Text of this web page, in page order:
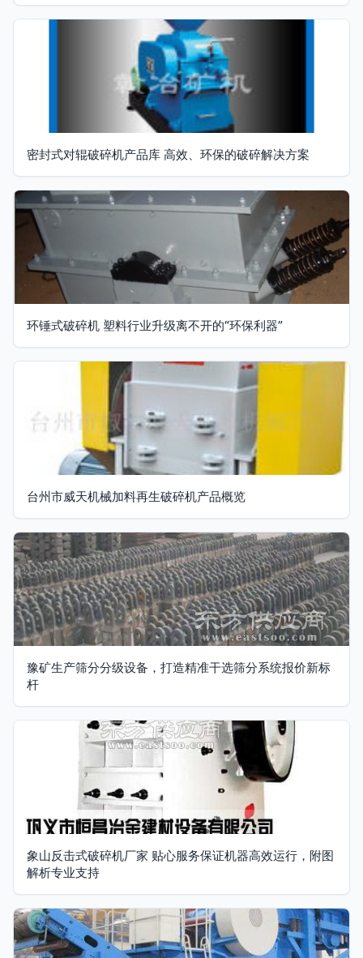
密封式对辊破碎机产品库 高效、环保的破碎解决方案
环锤式破碎机 塑料行业升级离不开的“环保利器”
台州市威天机械加料再生破碎机产品概览
豫矿生产筛分分级设备，打造精准干选筛分系统报价新标
杆
象山反击式破碎机厂家 贴心服务保证机器高效运行，附图
解析专业支持